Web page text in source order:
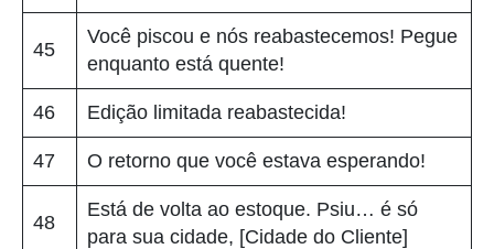
45
Você piscou e nós reabastecemos! Pegue
enquanto está quente!
46 Edição limitada reabastecida!
47 O retorno que você estava esperando!
48
Está de volta ao estoque. Psiu… é só
para sua cidade, [Cidade do Cliente]